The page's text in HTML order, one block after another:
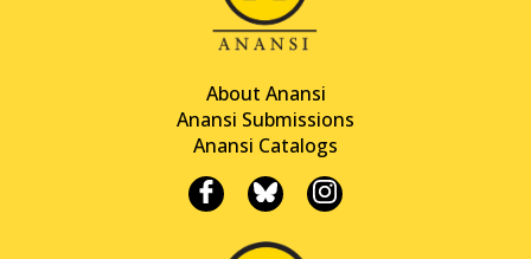
About Anansi
Anansi Submissions
Anansi Catalogs